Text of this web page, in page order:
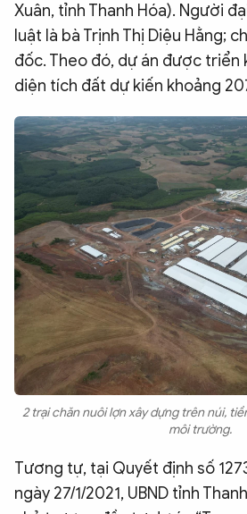
Video
Infographic
Chuyên trang An ninh thế giớiVăn nghệ
Chuyên đề
Xuân, tỉnh Thanh Hóa). Người
luật là bà Trịnh Thị Diệu Hằng;
đốc. Theo đó, dự án được triển
diện tích đất dự kiến khoảng
2 trại chăn nuôi lợn xây dựng trên núi,
môi trường.
Tương tự, tại Quyết định số
ngày 27/1/2021, UBND tỉnh